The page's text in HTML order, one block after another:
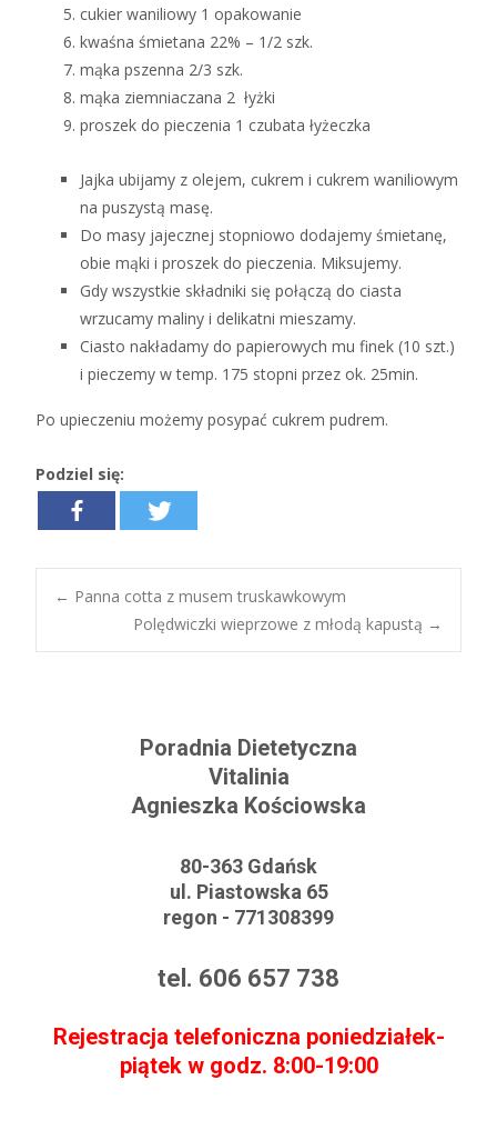
cukier waniliowy 1 opakowanie
kwaśna śmietana 22% – 1/2 szk.
mąka pszenna 2/3 szk.
mąka ziemniaczana 2 łyżki
proszek do pieczenia 1 czubata łyżeczka
Jajka ubijamy z olejem, cukrem i cukrem waniliowym
na puszystą masę.
Do masy jajecznej stopniowo dodajemy śmietanę,
obie mąki i proszek do pieczenia. Miksujemy.
Gdy wszystkie składniki się połączą do ciasta
wrzucamy maliny i delikatni mieszamy.
Ciasto nakładamy do papierowych mu finek (10 szt.)
i pieczemy w temp. 175 stopni przez ok. 25min.
Po upieczeniu możemy posypać cukrem pudrem.
Podziel się:
Post navigation
← Panna cotta z musem truskawkowym
Polędwiczki wieprzowe z młodą kapustą →
Poradnia Dietetyczna
Vitalinia
Agnieszka Kościowska
80-363 Gdańsk
ul. Piastowska 65
regon - 771308399
tel. 606 657 738
Rejestracja telefoniczna poniedziałek-
piątek w godz. 8:00-19:00